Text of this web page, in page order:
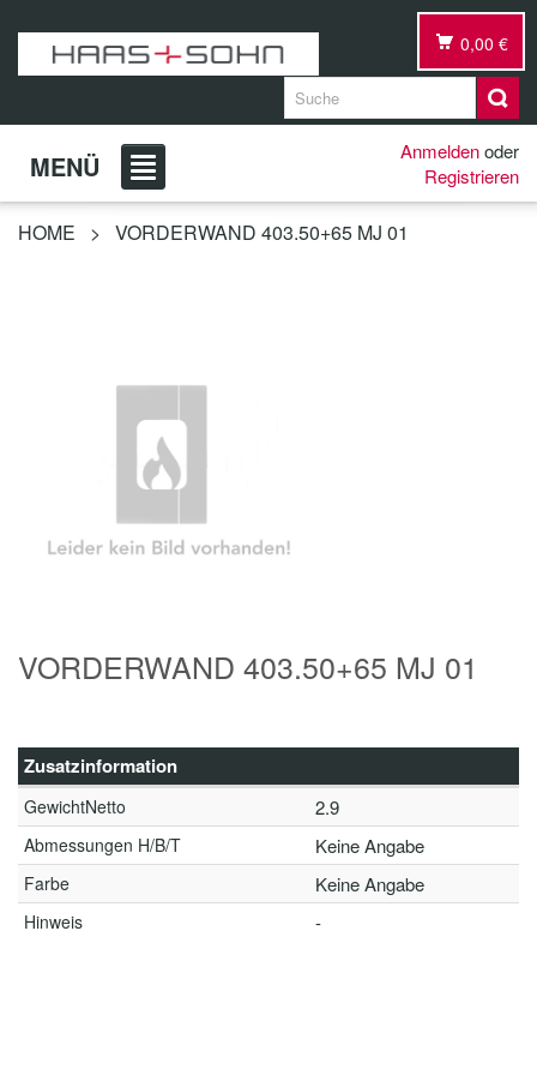
0,00 €
MENÜ Anmeldenoder
Registrieren
HOME > VORDERWAND 403.50+65 MJ 01
VORDERWAND 403.50+65 MJ 01
Zusatzinformation
GewichtNetto 2.9
Abmessungen H/B/T Keine Angabe
Farbe Keine Angabe
Hinweis -